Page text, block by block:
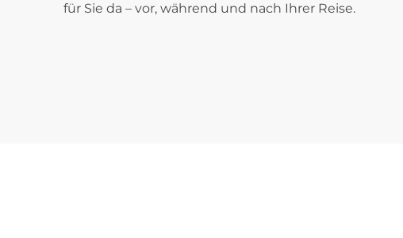
für Sie da – vor, während und nach Ihrer Reise.